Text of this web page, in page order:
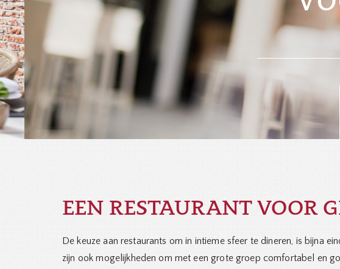
EEN RESTAURANT VOOR
De keuze aan restaurants om in intieme sfeer te dineren, is bijna
zijn ook mogelijkheden om met een grote groep comfortabel en